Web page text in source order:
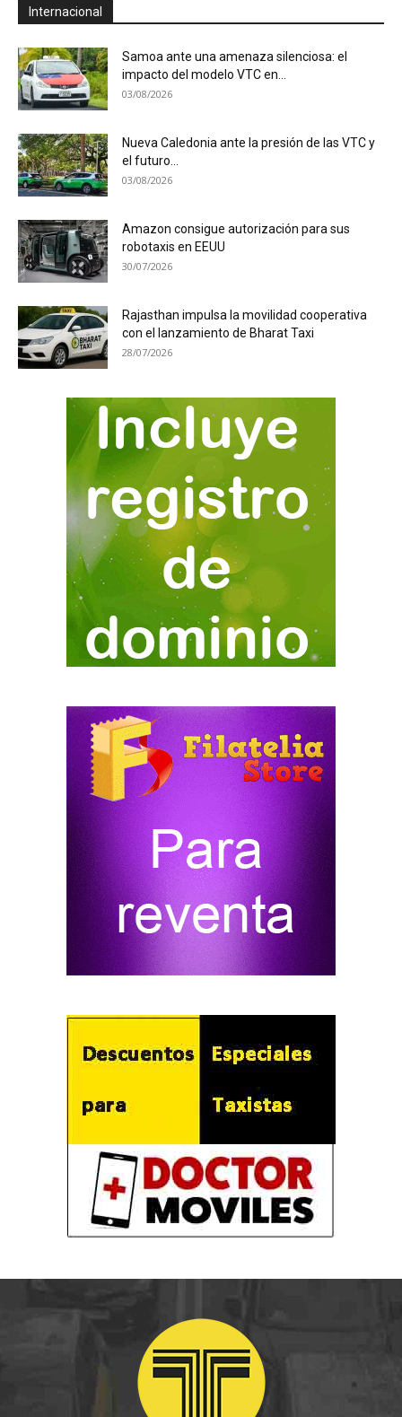
Internacional
Samoa ante una amenaza silenciosa: el
impacto del modelo VTC en...
03/08/2026
Nueva Caledonia ante la presión de las VTC y
el futuro...
03/08/2026
Amazon consigue autorización para sus
robotaxis en EEUU
30/07/2026
Rajasthan impulsa la movilidad cooperativa
con el lanzamiento de Bharat Taxi
28/07/2026